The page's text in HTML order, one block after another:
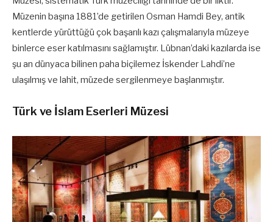
Müzenin başına 1881’de getirilen Osman Hamdi Bey, antik
kentlerde yürüttüğü çok başarılı kazı çalışmalarıyla müzeye
binlerce eser katılmasını sağlamıştır. Lübnan’daki kazılarda ise
şu an dünyaca bilinen paha biçilemez İskender Lahdi’ne
ulaşılmış ve lahit, müzede sergilenmeye başlanmıştır.
Türk ve İslam Eserleri Müzesi